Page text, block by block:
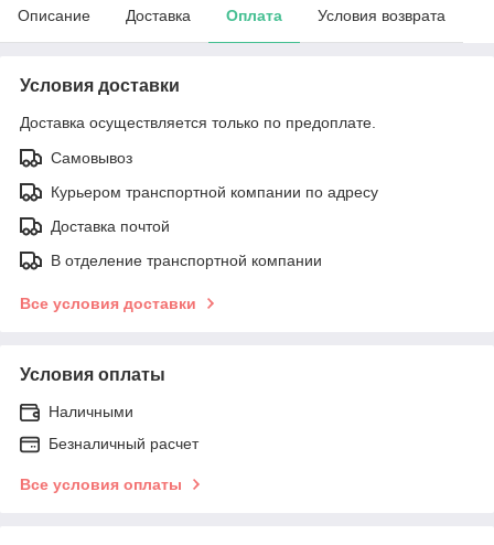
Описание Доставка Оплата Условия возврата
Условия доставки
Доставка осуществляется только по предоплате.
Самовывоз
Курьером транспортной компании по адресу
Доставка почтой
В отделение транспортной компании
Все условия доставки
Условия оплаты
Наличными
Безналичный расчет
Все условия оплаты